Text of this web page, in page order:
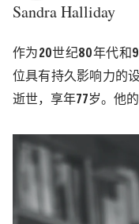
Sandra Halliday
作为 20世纪80年代和
位具有持久影响力的设
逝世，享年77岁。他的